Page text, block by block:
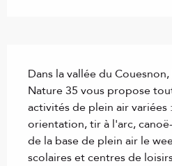
Dans la vallée du
Nature 35 vous propose
activités de plein air variées
orientation, tir à l'arc,
de la base de plein air le
scolaires et centres de